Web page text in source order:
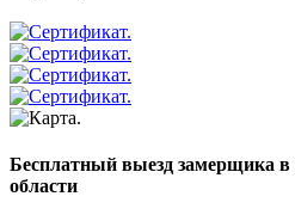
Бесплатный выезд замерщика в
области